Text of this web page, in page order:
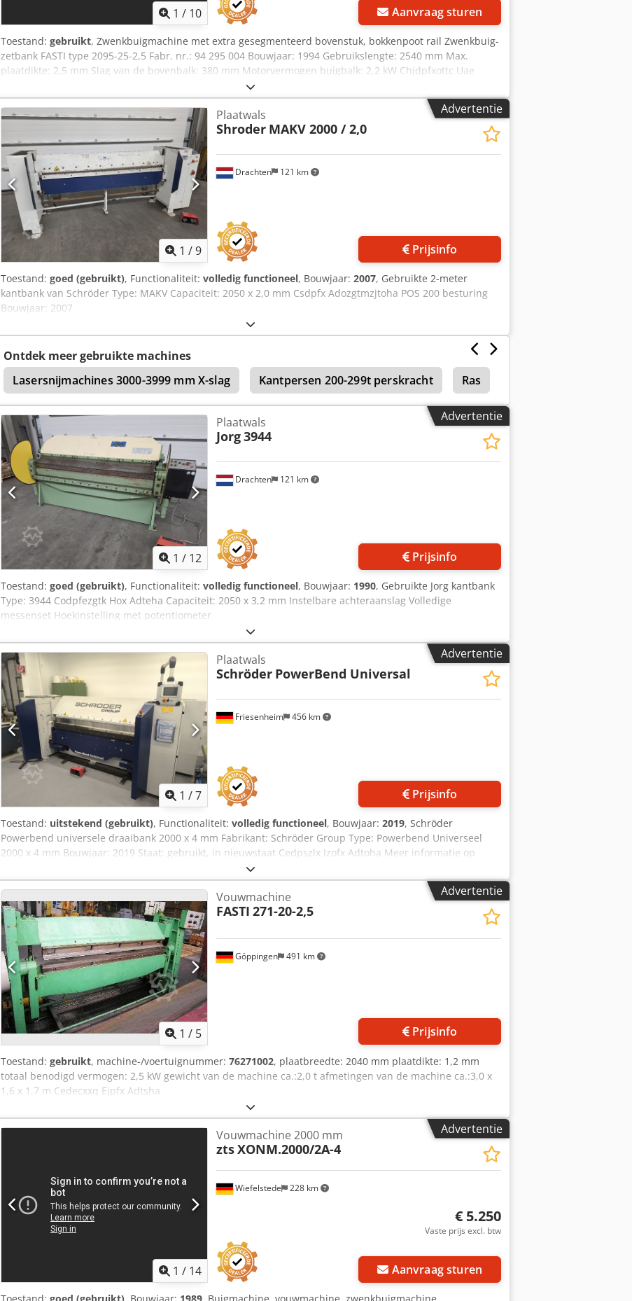
1 / 10 Aanvraag sturen
Toestand: gebruikt, Zwenkbuigmachine met extra gesegmenteerd bovenstuk, bokkenpoot rail Zwenkbuig-
zetbank FASTI type 2095-25-2,5 Fabr. nr.: 94 295 004 Bouwjaar: 1994 Gebruiks­lengte: 2540 mm Max.
plaatdikte: 2,5 mm Slag van de bovenbalk: 380 mm Motorvermogen buigbalk: 2,2 kW Chjdpfxottc Uae
Adtea Aansluiting: 400 Volt, 50 Hz - NC-besturing FASTImatic FM100 - Ééndelige puntrail 135° - Extra
gesegmenteerd bovenstuk, bokkenpoot rail - Gecentraliseerde achteraanslag - Doorlopende aanslagrail -
Buighoek gestuurd via besturing - Elektrische voetpedalen Gewicht: 3000 kg In goede staat
Advertentie
1 /9
Drachten 121 km
Plaatwals
Shroder MAKV 2000 / 2,0
Prijsinfo
Toestand: goed (gebruikt), Functionaliteit: volledig functioneel, Bouwjaar: 2007, Gebruikte 2-meter
kantbank van Schröder Type: MAKV Capaciteit: 2050 x 2,0 mm Csdpfx Adozgtmzjtoha POS 200 besturing
Bouwjaar: 2007
Ontdek meer gebruikte machines
Lasersnijmachines 3000-3999 mm X-slag
Kantpersen 200-299t perskracht Ras
Advertentie
1 / 12
Drachten 121 km
Plaatwals
Jorg3944
Prijsinfo
Toestand: goed (gebruikt), Functionaliteit: volledig functioneel, Bouwjaar: 1990, Gebruikte Jorg kantbank
Type: 3944 Codpfezgtk Hox Adteha Capaciteit: 2050 x 3,2 mm Instelbare achteraanslag Volledige
messenset Hoekinstelling met potentiometer
Advertentie
1 /7
Friesenheim 456 km
Plaatwals
Schröder PowerBend Universal
Prijsinfo
Toestand: uitstekend (gebruikt), Functionaliteit: volledig functioneel, Bouwjaar: 2019, Schröder
Powerbend universele draaibank 2000 x 4 mm Fabrikant: Schröder Group Type: Powerbend Universeel
2000 x 4 mm Bouwjaar: 2019 Staat: gebruikt, in nieuwstaat Cedpszlx Izofx Adtoha Meer informatie op
Advertentie
1 / 5
Göppingen 491 km
Vouwmachine
FASTI 271-20-2,5
Prijsinfo
Toestand: gebruikt, machine-/voertuignummer: 76271002, plaatbreedte: 2040 mm plaatdikte: 1,2 mm
totaal benodigd vermogen: 2,5 kW gewicht van de machine ca.:2,0 t afmetingen van de machine ca.:3,0 x
1,6 x 1,7 m Cedecxxq Ejpfx Adtsha
Advertentie
1 / 14
Wiefelstede 228 km
Vouwmachine 2000 mm
ztsXONM.2000/2A-4
€ 5.250
Vaste prijs excl. btw
Aanvraag sturen
Toestand: goed (gebruikt) , Bouwjaar: 1989 , Buigmachine, vouwmachine, zwenkbuigmachine,